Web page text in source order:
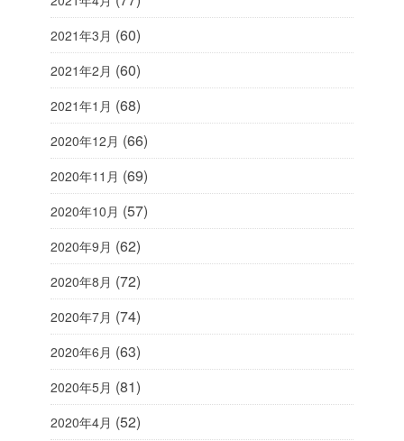
2021年3月 (60)
2021年2月 (60)
2021年1月 (68)
2020年12月 (66)
2020年11月 (69)
2020年10月 (57)
2020年9月 (62)
2020年8月 (72)
2020年7月 (74)
2020年6月 (63)
2020年5月 (81)
2020年4月 (52)